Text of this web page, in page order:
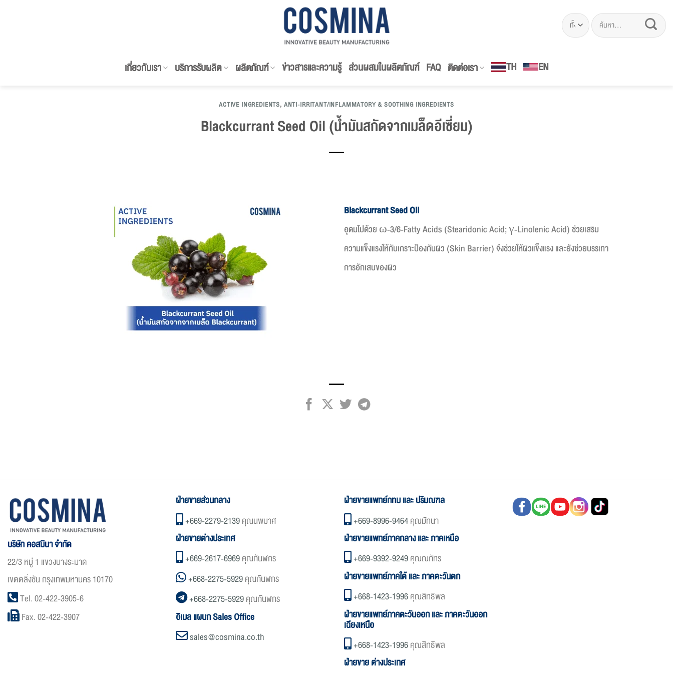
ค้นหา:
เกี่ยวกับเรา บริการรับผลิต ผลิตภัณฑ์ ข่าวสารและความรู้ ส่วนผสมในผลิตภัณฑ์ FAQ ติดต่อเรา TH EN
ACTIVE INGREDIENTS, ANTI-IRRITANT/INFLAMMATORY & SOOTHING INGREDIENTS
Blackcurrant Seed Oil (น้ำมันสกัดจากเมล็ดอีเซี่ยม)
Blackcurrant Seed Oil
อุดมไปด้วย ω-3/6-Fatty Acids (Stearidonic Acid; γ-Linolenic Acid) ช่วยเสริม
ความแข็งแรงให้กับเกราะป้องกันผิว (Skin Barrier) จึงช่วยให้ผิวแข็งแรง และยังช่วยบรรเทา
การอักเสบของผิว
บริษัท คอสมินา จำกัด
22/3 หมู่ 1 แขวงบางระมาด
เขตตลิ่งชัน กรุงเทพมหานคร 10170
Tel. 02-422-3905-6
Fax. 02-422-3907
ฝ่ายขายส่วนกลาง
+669-2279-2139คุณนพมาศ
ฝ่ายขายต่างประเทศ
+669-2617-6969คุณกันฬกร
+668-2275-5929คุณกันฬกร
+668-2275-5929คุณกันฬกร
อิเมล แผนก Sales Office
sales@cosmina.co.th
ฝ่ายขายแพทย์กทม และ ปริมณฑล
+669-8996-9464คุณมัทนา
ฝ่ายขายแพทย์ภาคกลาง และ ภาคเหนือ
+669-9392-9249คุณณภัทร
ฝ่ายขายแพทย์ภาคใต้ และ ภาคตะวันตก
+668-1423-1996คุณสิทธิพล
ฝ่ายขายแพทย์ภาคตะวันออก และ ภาคตะวันออก
เฉียงเหนือ
+668-1423-1996คุณสิทธิพล
ฝ่ายขาย ต่างประเทศ